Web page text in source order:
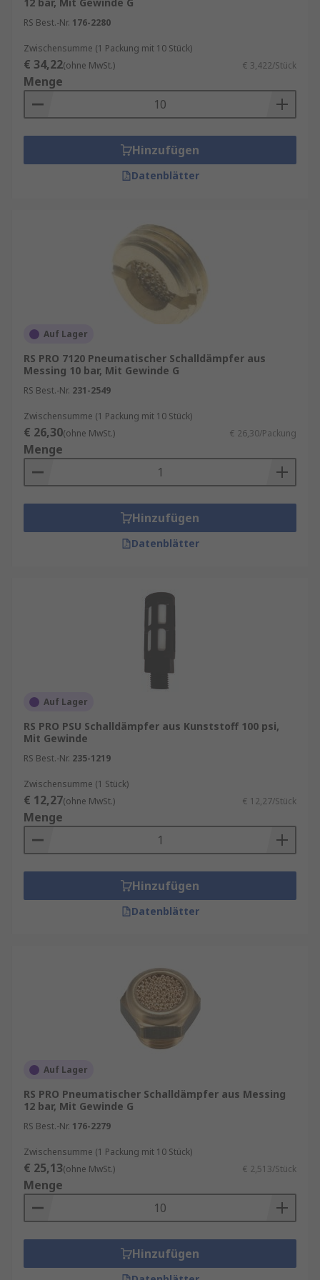
RS Best.-Nr. 176-2280
Zwischensumme (1 Packung mit 10 Stück)
€ 34,22(ohne MwSt.) € 3,422/Stück
Menge
Hinzufügen
Datenblätter
Auf Lager
RS PRO 7120 Pneumatischer Schalldämpfer aus
Messing 10 bar, Mit Gewinde G
RS Best.-Nr. 231-2549
Zwischensumme (1 Packung mit 10 Stück)
€ 26,30(ohne MwSt.) € 26,30/Packung
Menge
Hinzufügen
Datenblätter
Auf Lager
RS PRO PSU Schalldämpfer aus Kunststoff 100 psi,
Mit Gewinde
RS Best.-Nr. 235-1219
Zwischensumme (1 Stück)
€ 12,27(ohne MwSt.) € 12,27/Stück
Menge
Hinzufügen
Datenblätter
Auf Lager
RS PRO Pneumatischer Schalldämpfer aus Messing
12 bar, Mit Gewinde G
RS Best.-Nr. 176-2279
Zwischensumme (1 Packung mit 10 Stück)
€ 25,13(ohne MwSt.) € 2,513/Stück
Menge
Hinzufügen